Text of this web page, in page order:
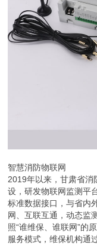
智慧消防物联网
2019年以来，甘肃省消
设，研发物联网监测平
标准数据接口，与省内
网、互联互通，动态监
照“谁维保、谁联网”的
服务模式，维保机构通